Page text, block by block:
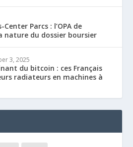
Center Parcs : l’OPA de
nature du dossier boursier
3, 2025
du bitcoin : ces Français
radiateurs en machines à